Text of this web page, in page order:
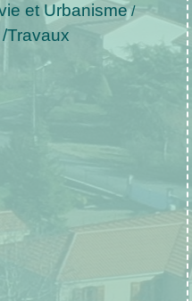
et Urbanisme/
Travaux